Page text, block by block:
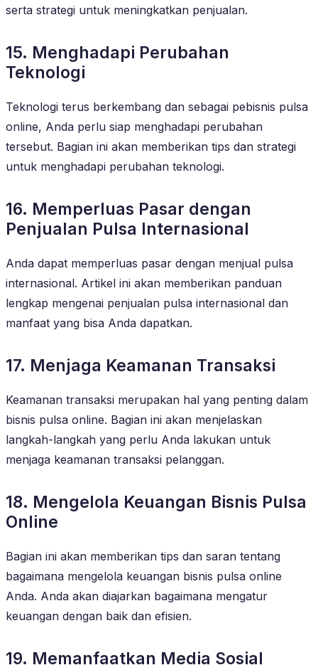
serta strategi untuk meningkatkan penjualan.
15. Menghadapi Perubahan
Teknologi
Teknologi terus berkembang dan sebagai pebisnis pulsa
online, Anda perlu siap menghadapi perubahan
tersebut. Bagian ini akan memberikan tips dan strategi
untuk menghadapi perubahan teknologi.
16. Memperluas Pasar dengan
Penjualan Pulsa Internasional
Anda dapat memperluas pasar dengan menjual pulsa
internasional. Artikel ini akan memberikan panduan
lengkap mengenai penjualan pulsa internasional dan
manfaat yang bisa Anda dapatkan.
17. Menjaga Keamanan Transaksi
Keamanan transaksi merupakan hal yang penting dalam
bisnis pulsa online. Bagian ini akan menjelaskan
langkah-langkah yang perlu Anda lakukan untuk
menjaga keamanan transaksi pelanggan.
18. Mengelola Keuangan Bisnis Pulsa
Online
Bagian ini akan memberikan tips dan saran tentang
bagaimana mengelola keuangan bisnis pulsa online
Anda. Anda akan diajarkan bagaimana mengatur
keuangan dengan baik dan efisien.
19. Memanfaatkan Media Sosial